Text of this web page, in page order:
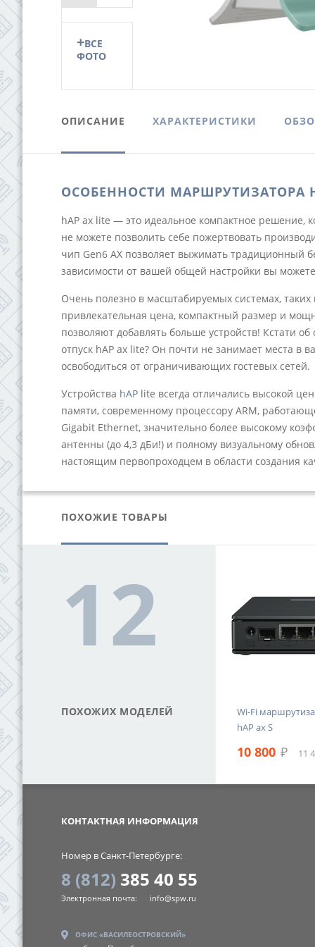
+ВСЕ
ФОТО
ОПИСАНИЕ ХАРАКТЕРИСТИКИ
ОСОБЕННОСТИ МАРШРУТИЗАТОРА
hAP ax lite — это идеальное компактное решение,
не можете позволить себе пожертвовать
чип Gen6 AX позволяет выжимать традиционный
зависимости от вашей общей настройки вы
Очень полезно в масштабируемых системах,
привлекательная цена, компактный размер и
позволяют добавлять больше устройств! Кстати
отпуск hAP ax lite? Он почти не занимает места в
освободиться от ограничивающих гостевых сетей.
Устройства hAP lite всегда отличались высокой
памяти, современному процессору ARM,
Gigabit Ethernet, значительно более высокому
антенны (до 4,3 дБи!) и полному визуальному
настоящим первопроходцем в области создания
ПОХОЖИЕ ТОВАРЫ
12
ПОХОЖИХ МОДЕЛЕЙ
M5
Маршрутизатор Wi-Fi MikroTik
Wi-Fi
hAP ax S
10 800 ₽ 11
SPW
КОНТАКТНАЯ ИНФОРМАЦИЯ
Номер в Санкт-Петербурге:
8 (812) 385 40 55
Электронная почта: info@spw.ru
ОФИС «ВАСИЛЕОСТРОВСКИЙ»